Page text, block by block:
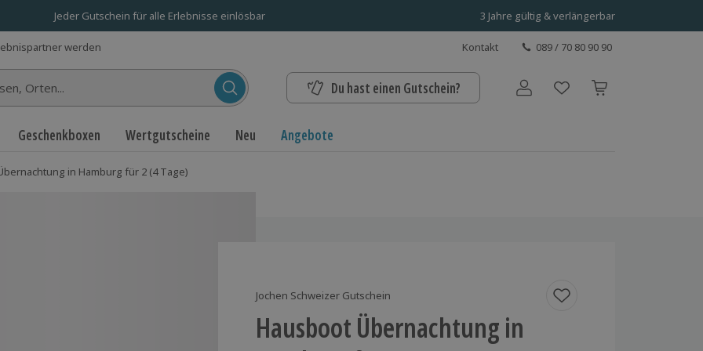
Jeder Gutschein für alle Erlebnisse einlösbar 3 Jahre gültig & verlängerbar
werden Kontakt 089 / 70 80 90 90
Du hast einen Gutschein? Benutzerkonto
Geschenkboxen Wertgutscheine Neu Angebote
in Hamburg für 2 (4 Tage)
Jochen Schweizer Gutschein
Hausboot Übernachtung in